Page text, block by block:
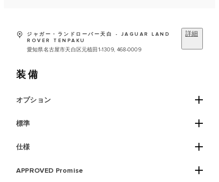
ジャガー・ランドローバー天白 - JAGUAR LAND
ROVER TENPAKU
愛知県名古屋市天白区元植田1-1309, 468-0009
詳細
装備
オプション
標準
仕様
APPROVED Promise